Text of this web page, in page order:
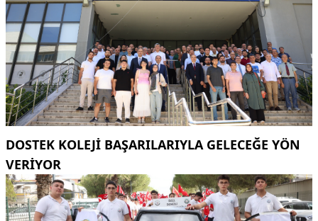
DOSTEK KOLEJİ BAŞARILARIYLA GELECEĞE YÖN
VERİYOR